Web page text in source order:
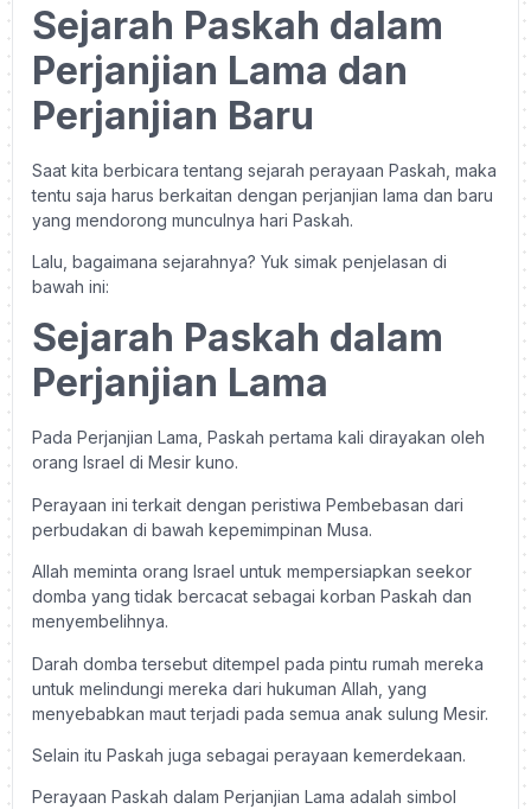
Sejarah Paskah dalam
Perjanjian Lama dan
Perjanjian Baru
Saat kita berbicara tentang sejarah perayaan Paskah, maka
tentu saja harus berkaitan dengan perjanjian lama dan baru
yang mendorong munculnya hari Paskah.
Lalu, bagaimana sejarahnya? Yuk simak penjelasan di
bawah ini:
Sejarah Paskah dalam
Perjanjian Lama
Pada Perjanjian Lama, Paskah pertama kali dirayakan oleh
orang Israel di Mesir kuno.
Perayaan ini terkait dengan peristiwa Pembebasan dari
perbudakan di bawah kepemimpinan Musa.
Allah meminta orang Israel untuk mempersiapkan seekor
domba yang tidak bercacat sebagai korban Paskah dan
menyembelihnya.
Darah domba tersebut ditempel pada pintu rumah mereka
untuk melindungi mereka dari hukuman Allah, yang
menyebabkan maut terjadi pada semua anak sulung Mesir.
Selain itu Paskah juga sebagai perayaan kemerdekaan.
Perayaan Paskah dalam Perjanjian Lama adalah simbol